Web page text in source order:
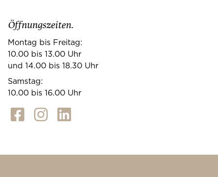
Öffnungszeiten.
Montag bis Freitag:
10.00 bis 13.00 Uhr
und 14.00 bis 18.30 Uhr
Samstag:
10.00 bis 16.00 Uhr